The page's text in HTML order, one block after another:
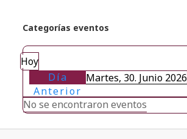
Categorías eventos
Hoy
Día
Anterior
Martes, 30. Junio 2026
No se encontraron eventos